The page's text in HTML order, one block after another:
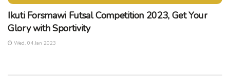
Ikuti Forsmawi Futsal Competition 2023, Get Your
Glory with Sportivity
Wed, 04 Jan 2023